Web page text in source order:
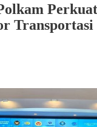
Transportasi